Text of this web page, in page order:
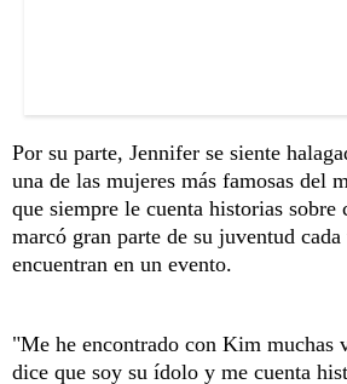
Por su parte, Jennifer se siente
una de las mujeres más famosas del
que siempre le cuenta historias sobre
marcó gran parte de su juventud cada
encuentran en un evento.
"Me he encontrado con Kim muchas
dice que soy su ídolo y me cuenta